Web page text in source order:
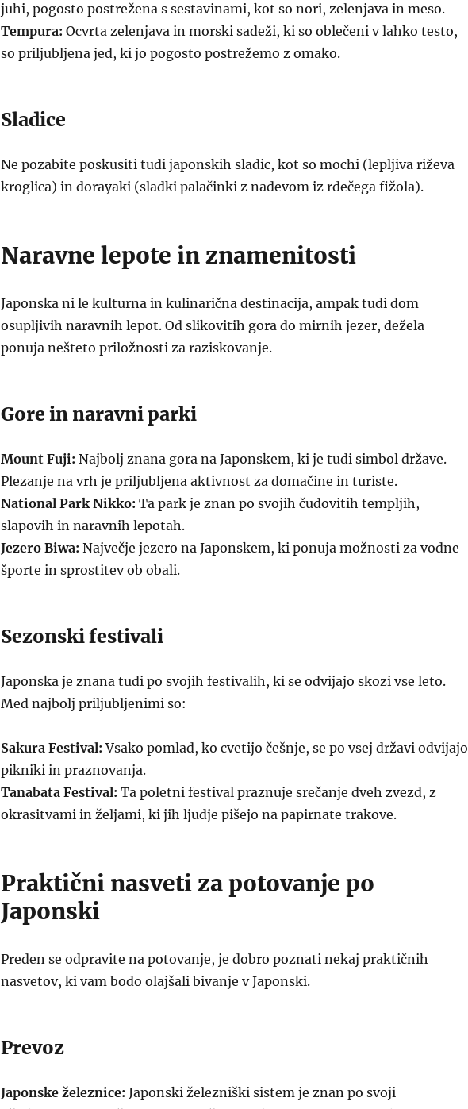
juhi, pogosto postrežena s sestavinami, kot so nori, zelenjava in meso.
Tempura: Ocvrta zelenjava in morski sadeži, ki so oblečeni v lahko testo,
so priljubljena jed, ki jo pogosto postrežemo z omako.
Sladice
Ne pozabite poskusiti tudi japonskih sladic, kot so mochi (lepljiva riževa
kroglica) in dorayaki (sladki palačinki z nadevom iz rdečega fižola).
Naravne lepote in znamenitosti
Japonska ni le kulturna in kulinarična destinacija, ampak tudi dom
osupljivih naravnih lepot. Od slikovitih gora do mirnih jezer, dežela
ponuja nešteto priložnosti za raziskovanje.
Gore in naravni parki
Mount Fuji: Najbolj znana gora na Japonskem, ki je tudi simbol države.
Plezanje na vrh je priljubljena aktivnost za domačine in turiste.
National Park Nikko: Ta park je znan po svojih čudovitih templjih,
slapovih in naravnih lepotah.
Jezero Biwa: Največje jezero na Japonskem, ki ponuja možnosti za vodne
športe in sprostitev ob obali.
Sezonski festivali
Japonska je znana tudi po svojih festivalih, ki se odvijajo skozi vse leto.
Med najbolj priljubljenimi so:
Sakura Festival: Vsako pomlad, ko cvetijo češnje, se po vsej državi odvijajo
pikniki in praznovanja.
Tanabata Festival: Ta poletni festival praznuje srečanje dveh zvezd, z
okrasitvami in željami, ki jih ljudje pišejo na papirnate trakove.
Praktični nasveti za potovanje po
Japonski
Preden se odpravite na potovanje, je dobro poznati nekaj praktičnih
nasvetov, ki vam bodo olajšali bivanje v Japonski.
Prevoz
Japonske železnice: Japonski železniški sistem je znan po svoji